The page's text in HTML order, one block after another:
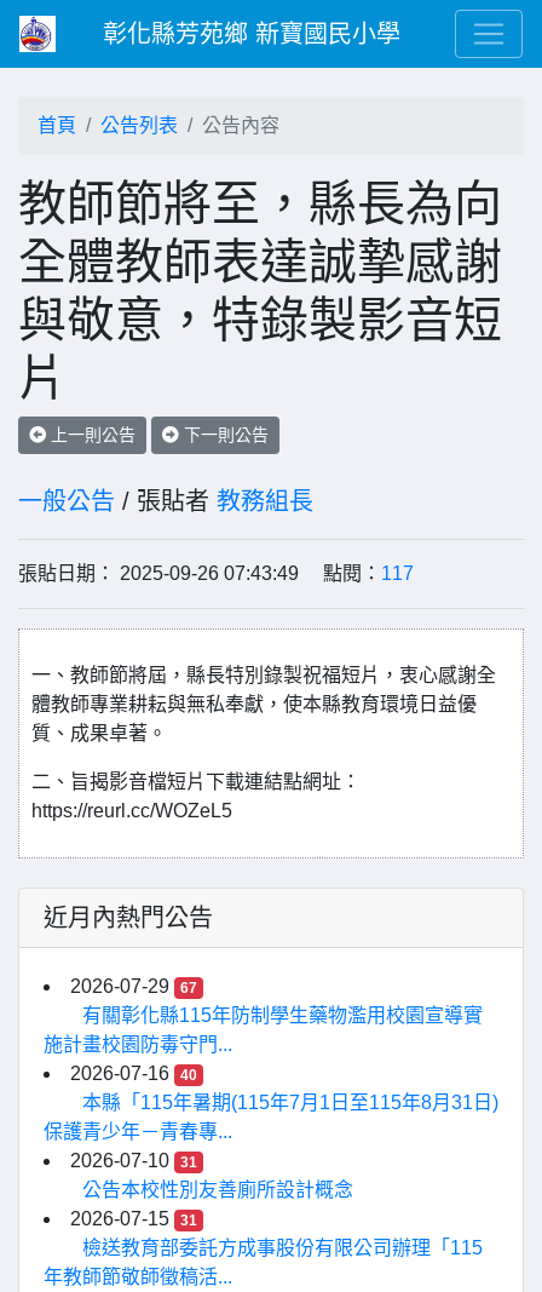
彰化縣芳苑鄉 新寶國民小學
首頁 公告列表 公告內容
教師節將至，縣長為向
全體教師表達誠摯感謝
與敬意，特錄製影音短
片
上一則公告 下一則公告
一般公告 / 張貼者 教務組長
張貼日期： 2025-09-26 07:43:49 點閱： 117
一、教師節將屆，縣長特別錄製祝福短片，衷心感謝全
體教師專業耕耘與無私奉獻，使本縣教育環境日益優
質、成果卓著。
二、旨揭影音檔短片下載連結點網址：
https://reurl.cc/WOZeL5
近月內熱門公告
2026-07-29 67
有關彰化縣115年防制學生藥物濫用校園宣導實
施計畫校園防毒守門...
2026-07-16
40
本縣「115年暑期(115年7月1日至115年8月31日)
保護青少年－青春專...
2026-07-10
31
公告本校性別友善廁所設計概念
2026-07-15
31
檢送教育部委託方成事股份有限公司辦理「115
年教師節敬師徵稿活...